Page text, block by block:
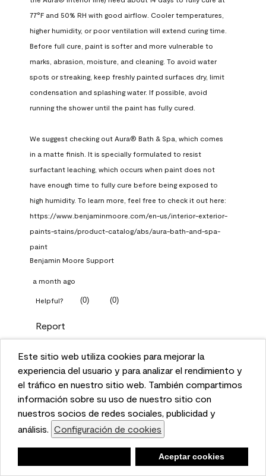
This website uses cookies to enhance user experience
and to analyze performance and traffic on our website.
We also share information about your use of our site
with our social media, advertising, and analytics
partners. Cookie Settings
Accept Cookies
Este sitio web utiliza cookies para mejorar la
experiencia del usuario y para analizar el rendimiento y
el tráfico en nuestro sitio web. También compartimos
información sobre su uso de nuestro sitio con
nuestros socios de redes sociales, publicidad y
análisis. Configuración de cookies
Aceptar cookies
77°F and 50% RH with good airflow. Cooler temperatures,
higher humidity, or poor ventilation will extend curing time.
Before full cure, paint is softer and more vulnerable to
marks, abrasion, moisture, and cleaning. To avoid water
spots or streaking, keep freshly painted surfaces dry, limit
condensation and splashing water. If possible, avoid
running the shower until the paint has fully cured.
We suggest checking out Aura® Bath & Spa, which comes
in a matte finish. It is specially formulated to resist
surfactant leaching, which occurs when paint does not
have enough time to fully cure before being exposed to
high humidity. To learn more, feel free to check it out here:
https://www.benjaminmoore.com/en-us/interior-exterior-
paints-stains/product-catalog/abs/aura-bath-and-spa-
paint
Benjamin Moore Support
a month ago
Helpful? (0) (0)
Report
Q: What Aura paint color
should I use in north facing
entryway?
1 Answer